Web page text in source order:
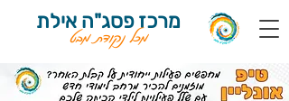
מרכז פסג"ה אילת
מכל נקודת מבט